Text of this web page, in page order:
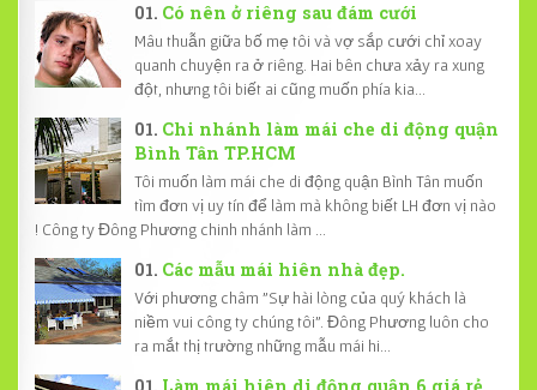
Có nên ở riêng sau đám cưới
Mâu thuẫn giữa bố mẹ tôi và vợ sắp cưới chỉ xoay
quanh chuyện ra ở riêng. Hai bên chưa xảy ra xung
đột, nhưng tôi biết ai cũng muốn phía kia...
Chi nhánh làm mái che di động quận
Bình Tân TP.HCM
Tôi muốn làm mái che di động quận Bình Tân muốn
tìm đơn vị uy tín để làm mà không biết LH đơn vị nào
! Công ty Đông Phương chinh nhánh làm ...
Các mẫu mái hiên nhà đẹp.
Với phương châm "Sự hài lòng của quý khách là
niềm vui công ty chúng tôi". Đông Phương luôn cho
ra mắt thị trường những mẫu mái hi...
Làm mái hiên di động quận 6 giá rẻ